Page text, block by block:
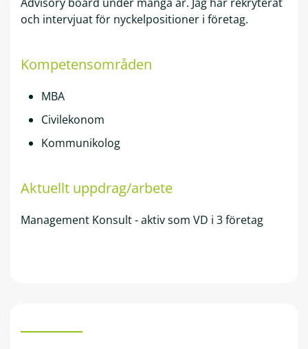
och intervjuat för nyckelpositioner i företag.
Kompetensområden
MBA
Civilekonom
Kommunikolog
Aktuellt uppdrag/arbete
Management Konsult - aktiv som VD i 3 företag